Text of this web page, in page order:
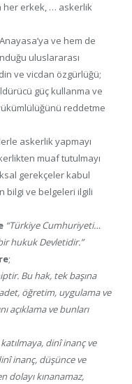
her erkek, … askerlik
ve hem de
uluslararası
ve vicdan özgürlüğü;
güç kullanma ve
reddetme
askerlik yapmayı
muaf tutulmayı
gerekçeler kabul
bilgi ve belgeleri ilgili
“Türkiye Cumhuriyeti…
hukuk Devletidir.”
;
Bu hak, tek başına
öğretim, uygulama ve
açıklama ve bunları
dinî inanç ve
inanç, düşünce ve
dolayı kınanamaz,